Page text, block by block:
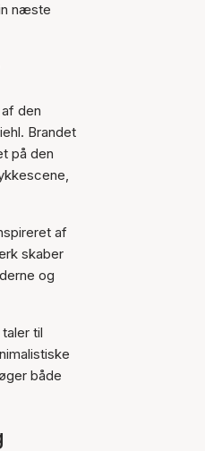
næste
den
Brandet
på den
af
skaber
og
til
både